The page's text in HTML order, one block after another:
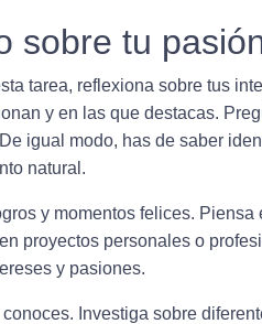
sobre tu
tarea, reflexiona sobre tus
y en las que destacas.
igual modo, has de saber
natural.
y momentos felices. Piensa
proyectos personales o
y pasiones.
Investiga sobre